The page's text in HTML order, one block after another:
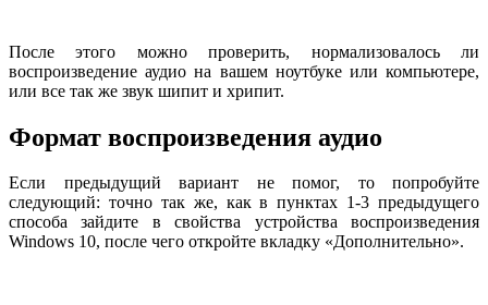
После этого можно проверить, нормализовалось ли
воспроизведение аудио на вашем ноутбуке или компьютере,
или все так же звук шипит и хрипит.
Формат воспроизведения аудио
Если предыдущий вариант не помог, то попробуйте
следующий: точно так же, как в пунктах 1-3 предыдущего
способа зайдите в свойства устройства воспроизведения
Windows 10, после чего откройте вкладку «Дополнительно».